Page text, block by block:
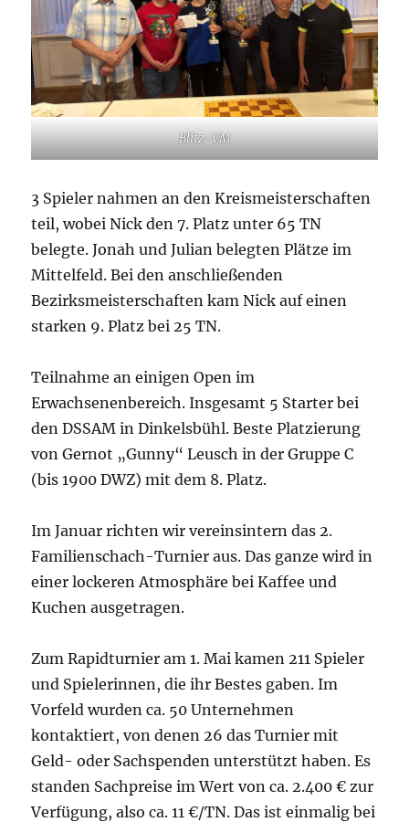
Blitz-VM
3 Spieler nahmen an den Kreismeisterschaften
teil, wobei Nick den 7. Platz unter 65 TN
belegte. Jonah und Julian belegten Plätze im
Mittelfeld. Bei den anschließenden
Bezirksmeisterschaften kam Nick auf einen
starken 9. Platz bei 25 TN.
Teilnahme an einigen Open im
Erwachsenenbereich. Insgesamt 5 Starter bei
den DSSAM in Dinkelsbühl. Beste Platzierung
von Gernot „Gunny“ Leusch in der Gruppe C
(bis 1900 DWZ) mit dem 8. Platz.
Im Januar richten wir vereinsintern das 2.
Familienschach-Turnier aus. Das ganze wird in
einer lockeren Atmosphäre bei Kaffee und
Kuchen ausgetragen.
Zum Rapidturnier am 1. Mai kamen 211 Spieler
und Spielerinnen, die ihr Bestes gaben. Im
Vorfeld wurden ca. 50 Unternehmen
kontaktiert, von denen 26 das Turnier mit
Geld- oder Sachspenden unterstützt haben. Es
standen Sachpreise im Wert von ca. 2.400 € zur
Verfügung, also ca. 11 €/TN. Das ist einmalig bei